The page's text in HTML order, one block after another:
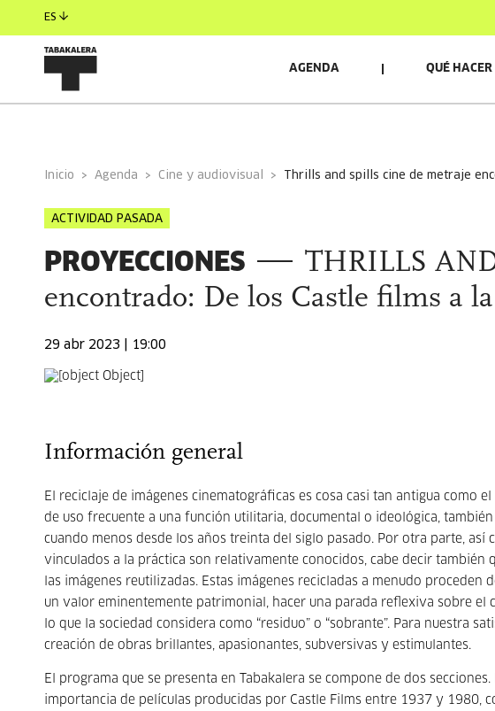
ES
AGENDA QUÉ
Inicio Agenda Cine y audiovisual thrills and spills cine de metraje
ACTIVIDAD PASADA
PROYECCIONES
THRILLS
encontrado: De los Castle films a
29 abr 2023 | 19:00
Información general
El reciclaje de imágenes cinematográficas es cosa casi tan antigua como
de uso frecuente a una función utilitaria, documental o ideológica,
cuando menos desde los años treinta del siglo pasado. Por otra parte,
vinculados a la práctica son relativamente conocidos, cabe decir también
las imágenes reutilizadas. Estas imágenes recicladas a menudo
un valor eminentemente patrimonial, hacer una parada reflexiva sobre el
lo que la sociedad considera como “residuo” o “sobrante”. Para nuestra
creación de obras brillantes, apasionantes, subversivas y estimulantes.
El programa que se presenta en Tabakalera se compone de dos
importancia de películas producidas por Castle Films entre 1937 y 1980,